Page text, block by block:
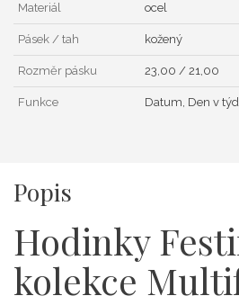
Materiál ocel
Pásek / tah kožený
Rozměr pásku 23,00 / 21,00
Funkce Datum, Den v
Popis
Hodinky
kolekce